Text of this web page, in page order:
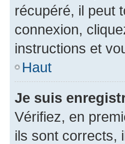
récupéré, il peut
connexion,
instructions et
Haut
Je suis
Vérifiez, en
ils sont corrects,